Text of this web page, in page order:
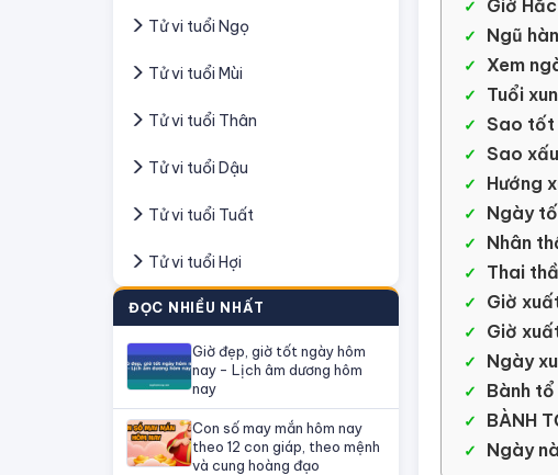
Tử vi tuổi Ngọ
Tử vi tuổi Mùi
Tử vi tuổi Thân
Tử vi tuổi Dậu
Tử vi tuổi Tuất
Tử vi tuổi Hợi
ĐỌC NHIỀU NHẤT
Giờ đẹp, giờ tốt ngày hôm
nay - Lịch âm dương hôm
nay
Con số may mắn hôm nay
theo 12 con giáp, theo mệnh
và cung hoàng đạo
Giờ
Ngũ
Xem
Tuổi
Sao tốt
Sao
Hướng
Ngày
Nhân
Thai
Giờ
Giờ
Ngày
Bành
BÀNH
Ngày